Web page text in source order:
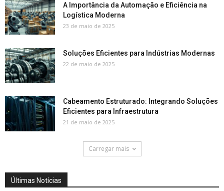
A Importância da Automação e Eficiência na
Logística Moderna
23 de maio de 2025
Soluções Eficientes para Indústrias Modernas
22 de maio de 2025
Cabeamento Estruturado: Integrando Soluções
Eficientes para Infraestrutura
21 de maio de 2025
Carregar mais
Últimas Notícias